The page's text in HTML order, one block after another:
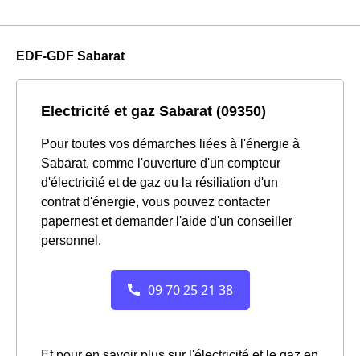
EDF-GDF Sabarat
Electricité et gaz Sabarat (09350)
Pour toutes vos démarches liées à l'énergie à
Sabarat, comme l'ouverture d'un compteur
d'électricité et de gaz ou la résiliation d'un
contrat d'énergie, vous pouvez contacter
papernest et demander l'aide d'un conseiller
personnel.